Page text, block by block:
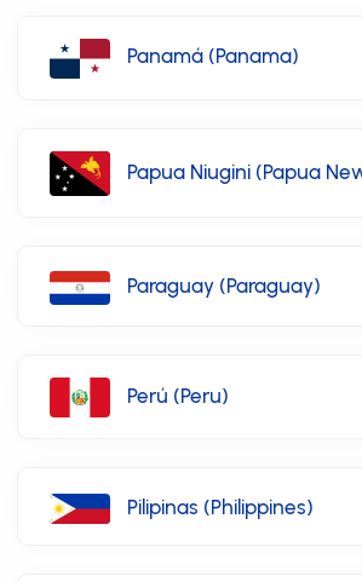
Panamá (Panama)
Papua Niugini (Papua
Paraguay (Paraguay)
Perú (Peru)
Pilipinas (Philippines)